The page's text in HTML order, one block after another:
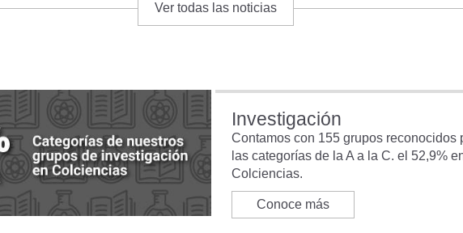
Ver todas las noticias
Internacionalización
Complementa tu formación con
investigación en convenio con